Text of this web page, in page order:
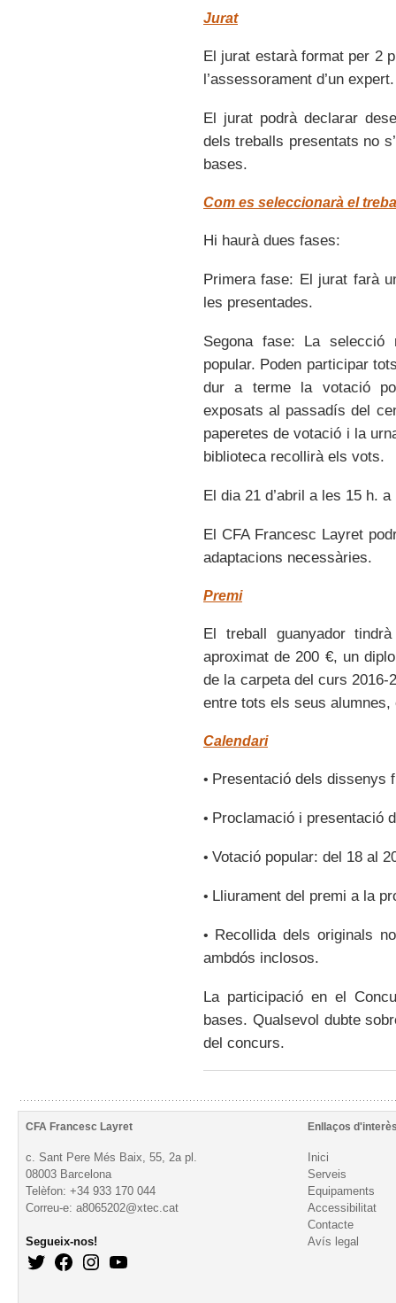
Jurat
El jurat estarà format per 2
l’assessorament d’un expert.
El jurat podrà declarar
dels treballs presentats no
bases.
Com es seleccionarà el
Hi haurà dues fases:
Primera fase: El jurat farà
les presentades.
Segona fase: La
popular. Poden participar
dur a terme la votació
exposats al passadís del
paperetes de votació i la
biblioteca recollirà els vots.
El dia 21 d’abril a les 15 h.
El CFA Francesc Layret
adaptacions necessàries.
Premi
El treball guanyador
aproximat de 200 €, un
de la carpeta del curs 2016-
entre tots els seus alumnes,
Calendari
• Presentació dels dissenys
• Proclamació i presentació
• Votació popular: del 18 al
• Lliurament del premi a la
• Recollida dels originals
ambdós inclosos.
La participació en el
bases. Qualsevol dubte
del concurs.
CFA Francesc Layret Enllaços
c. Sant Pere Més Baix, 55, 2a pl.
08003 Barcelona
Telèfon: +34 933 170 044
Correu-e: a8065202@xtec.cat
Segueix-nos!
Inici
Serveis
Equipaments
Accessibilitat
Contacte
Avís legal